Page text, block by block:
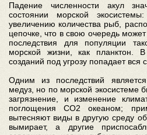
Падение численности акул
состоянии морской
увеличению количества рыб,
цепочке, что в свою очередь
последствия для популяции
морской жизни, как планктон. В
созданий под угрозу попадает вся
Одним из последствий
медуз, но по морской экосистеме
загрязнение, и изменение
поглощения CO2 океаном;
вытесняют виды в другую среду
вымирает, а другие